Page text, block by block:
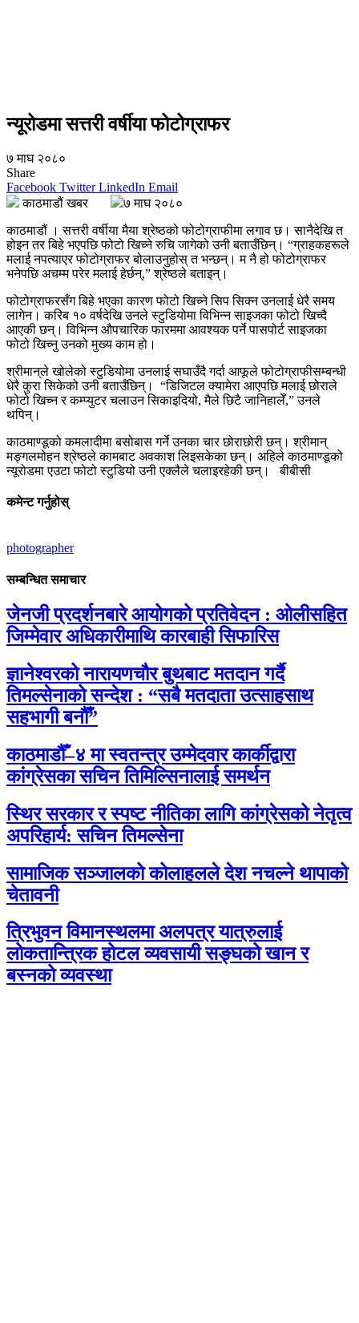
न्यूरोडमा सत्तरी वर्षीया फोटोग्राफर
७ माघ २०८०
Share
Facebook Twitter LinkedIn Email
काठमाडौं खबर
७ माघ २०८०
काठमाडौं । सत्तरी वर्षीया मैया श्रेष्ठको फोटोग्राफीमा लगाव छ। सानैदेखि त
होइन तर बिहे भएपछि फोटो खिच्ने रुचि जागेको उनी बताउँछिन्। “ग्राहकहरूले
मलाई नपत्याएर फोटोग्राफर बोलाउनुहोस् त भन्छन्। म नै हो फोटोग्राफर
भनेपछि अचम्म परेर मलाई हेर्छन्,”श्रेष्ठले बताइन्।
फोटोग्राफरसँग बिहे भएका कारण फोटो खिच्ने सिप सिक्न उनलाई धेरै समय
लागेन। करिब १० वर्षदेखि उनले स्टुडियोमा विभिन्न साइजका फोटो खिच्दै
आएकी छन्। विभिन्न औपचारिक फारममा आवश्यक पर्ने पासपोर्ट साइजका
फोटो खिच्नु उनको मुख्य काम हो।
श्रीमान्‌ले खोलेको स्टुडियोमा उनलाई सघाउँदै गर्दा आफूले फोटोग्राफीसम्बन्धी
धेरै कुरा सिकेको उनी बताउँछिन्।
“डिजिटल क्यामेरा आएपछि मलाई छोराले
फोटो खिच्न र कम्प्युटर चलाउन सिकाइदियो,मैले छिटै जानिहालेँ,”उनले
थपिन्।
काठमाण्डूको कमलादीमा बसोबास गर्ने उनका चार छोराछोरी छन्। श्रीमान्
मङ्गलमोहन श्रेष्ठले कामबाट अवकाश लिइसकेका छन्। अहिले काठमाण्डूको
न्यूरोडमा एउटा फोटो स्टुडियो उनी एक्लैले चलाइरहेकी छन्।
बीबीसी
कमेन्ट गर्नुहोस्
photographer
सम्बन्धित समाचार
जेनजी प्रदर्शनबारे आयोगको प्रतिवेदन : ओलीसहित
जिम्मेवार अधिकारीमाथि कारबाही सिफारिस
ज्ञानेश्वरको नारायणचौर बुथबाट मतदान गर्दै
तिमल्सेनाको सन्देश : “सबै मतदाता उत्साहसाथ
सहभागी बनौँ”
काठमाडौँ–४ मा स्वतन्त्र उम्मेदवार कार्कीद्वारा
कांग्रेसका सचिन तिमिल्सिनालाई समर्थन
स्थिर सरकार र स्पष्ट नीतिका लागि कांग्रेसको नेतृत्व
अपरिहार्य: सचिन तिमल्सेना
सामाजिक सञ्जालको कोलाहलले देश नचल्ने थापाको
चेतावनी
त्रिभुवन विमानस्थलमा अलपत्र यात्रुलाई
लोकतान्त्रिक होटल व्यवसायी सङ्घको खान र
बस्नको व्यवस्था